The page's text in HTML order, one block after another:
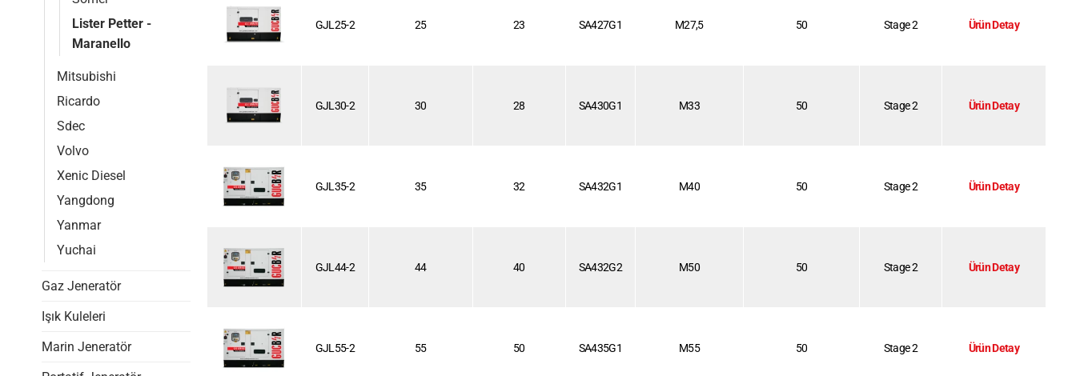
Lister Petter -
Maranello
Mitsubishi
Ricardo
Sdec
Volvo
Xenic Diesel
Yangdong
Yanmar
Yuchai
Gaz Jeneratör
Işık Kuleleri
Marin Jeneratör
GJL25-2 25 23 SA427G1 M27,5 50 Stage 2 Ürün Detay
GJL30-2 30 28 SA430G1 M33 50 Stage 2 Ürün Detay
GJL35-2 35 32 SA432G1 M40 50 Stage 2 Ürün Detay
GJL44-2 44 40 SA432G2 M50 50 Stage 2 Ürün Detay
GJL55-2 55 50 SA435G1 M55 50 Stage 2 Ürün Detay